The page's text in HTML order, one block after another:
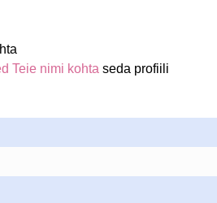
Teie nimi kohta seda profiili